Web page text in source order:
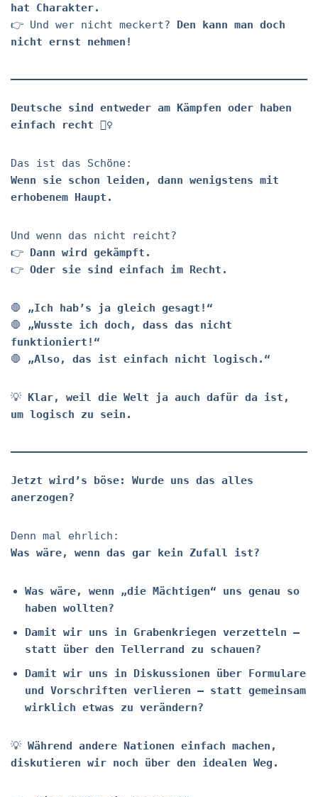
hat Charakter.
👉 Und wer nicht meckert? Den kann man doch
nicht ernst nehmen!
Deutsche sind entweder am Kämpfen oder haben
einfach recht 🤷‍♀️
Das ist das Schöne:
Wenn sie schon leiden, dann wenigstens mit
erhobenem Haupt.
Und wenn das nicht reicht?
👉 Dann wird gekämpft.
👉 Oder sie sind einfach im Recht.
🛑 „Ich hab’s ja gleich gesagt!“
🛑 „Wusste ich doch, dass das nicht
funktioniert!“
🛑 „Also, das ist einfach nicht logisch.“
💡 Klar, weil die Welt ja auch dafür da ist,
um logisch zu sein.
Jetzt wird’s böse: Wurde uns das alles
anerzogen?
Denn mal ehrlich:
Was wäre, wenn das gar kein Zufall ist?
Was wäre, wenn „die Mächtigen“ uns genau so
haben wollten?
Damit wir uns in Grabenkriegen verzetteln –
statt über den Tellerrand zu schauen?
Damit wir uns in Diskussionen über Formulare
und Vorschriften verlieren – statt gemeinsam
wirklich etwas zu verändern?
💡 Während andere Nationen einfach machen,
diskutieren wir noch über den idealen Weg.